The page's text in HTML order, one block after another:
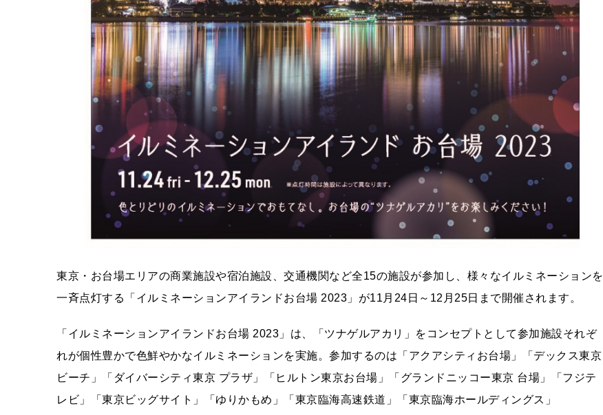
東京・お台場エリアの商業施設や宿泊施設、交通機関など全15の施設が参加し、様々なイルミネーションを
一斉点灯する「イルミネーションアイランドお台場 2023」が11月24日～12月25日まで開催されます。
「イルミネーションアイランドお台場 2023」は、「ツナゲルアカリ」をコンセプトとして参加施設それぞ
れが個性豊かで色鮮やかなイルミネーションを実施。参加するのは「アクアシティお台場」「デックス東京
ビーチ」「ダイバーシティ東京 プラザ」「ヒルトン東京お台場」「グランドニッコー東京 台場」「フジテ
レビ」「東京ビッグサイト」「ゆりかもめ」「東京臨海高速鉄道」「東京臨海ホールディングス」